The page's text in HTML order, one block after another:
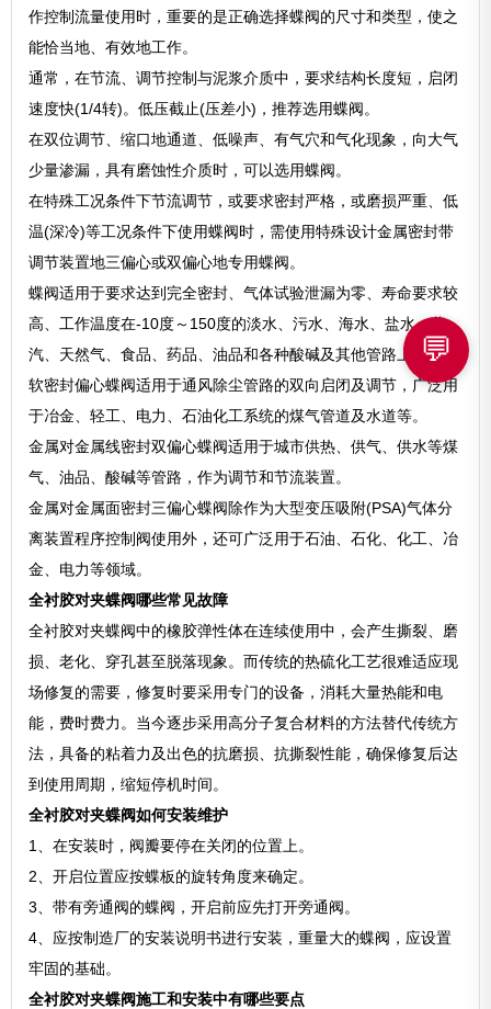
作控制流量使用时，重要的是正确选择蝶阀的尺寸和类型，使之
能恰当地、有效地工作。
通常，在节流、调节控制与泥浆介质中，要求结构长度短，启闭
速度快(1/4转)。低压截止(压差小)，推荐选用蝶阀。
在双位调节、缩口地通道、低噪声、有气穴和气化现象，向大气
少量渗漏，具有磨蚀性介质时，可以选用蝶阀。
在特殊工况条件下节流调节，或要求密封严格，或磨损严重、低
温(深冷)等工况条件下使用蝶阀时，需使用特殊设计金属密封带
调节装置地三偏心或双偏心地专用蝶阀。
蝶阀适用于要求达到完全密封、气体试验泄漏为零、寿命要求较
高、工作温度在-10度～150度的淡水、污水、海水、盐水、蒸
汽、天然气、食品、药品、油品和各种酸碱及其他管路上。
软密封偏心蝶阀适用于通风除尘管路的双向启闭及调节，广泛用
于冶金、轻工、电力、石油化工系统的煤气管道及水道等。
金属对金属线密封双偏心蝶阀适用于城市供热、供气、供水等煤
气、油品、酸碱等管路，作为调节和节流装置。
金属对金属面密封三偏心蝶阀除作为大型变压吸附(PSA)气体分
离装置程序控制阀使用外，还可广泛用于石油、石化、化工、冶
金、电力等领域。
全衬胶对夹蝶阀哪些常见故障
全衬胶对夹蝶阀中的橡胶弹性体在连续使用中，会产生撕裂、磨
损、老化、穿孔甚至脱落现象。而传统的热硫化工艺很难适应现
场修复的需要，修复时要采用专门的设备，消耗大量热能和电
能，费时费力。当今逐步采用高分子复合材料的方法替代传统方
法，具备的粘着力及出色的抗磨损、抗撕裂性能，确保修复后达
到使用周期，缩短停机时间。
全衬胶对夹蝶阀如何安装维护
1、在安装时，阀瓣要停在关闭的位置上。
2、开启位置应按蝶板的旋转角度来确定。
3、带有旁通阀的蝶阀，开启前应先打开旁通阀。
4、应按制造厂的安装说明书进行安装，重量大的蝶阀，应设置
牢固的基础。
全衬胶对夹蝶阀施工和安装中有哪些要点
💬